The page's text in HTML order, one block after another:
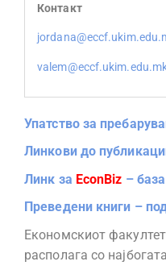
Контакт
Упатство за
Линкови до
Линк за EconBiz –
Преведени книги –
Економскиот
располага со